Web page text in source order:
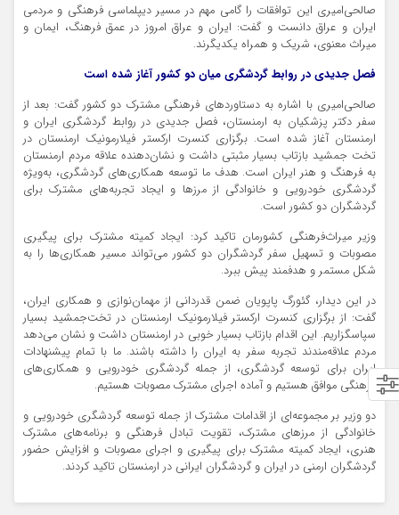
صالحی‌امیری این توافقات را گامی مهم در مسیر دیپلماسی فرهنگی و مردمی
ایران و عراق دانست و گفت: ایران و عراق امروز در عمق فرهنگ، ایمان و
میراث معنوی، شریک و همراه یکدیگرند.
فصل جدیدی در روابط گردشگری میان دو کشور آغاز شده است
صالحی‌امیری با اشاره به دستاوردهای فرهنگی مشترک دو کشور گفت: بعد از
سفر دکتر پزشکیان به ارمنستان، فصل جدیدی در روابط گردشگری ایران و
ارمنستان آغاز شده است. برگزاری کنسرت ارکستر فیلارمونیک ارمنستان در
تخت جمشید بازتاب بسیار مثبتی داشت و نشان‌دهنده علاقه مردم ارمنستان
به فرهنگ و هنر ایران است. هدف ما توسعه همکاری‌های گردشگری، به‌ویژه
گردشگری خودرویی و خانوادگی از مرزها و ایجاد تجربه‌های مشترک برای
گردشگران دو کشور است.
وزیر میراث‌فرهنگی کشورمان تاکید کرد: ایجاد کمیته مشترک برای پیگیری
مصوبات و تسهیل سفر گردشگران دو کشور می‌تواند مسیر همکاری‌ها را به
شکل مستمر و هدفمند پیش ببرد.
در این دیدار، گئورگ پاپویان ضمن قدردانی از مهمان‌نوازی و همکاری ایران،
گفت: از برگزاری کنسرت ارکستر فیلارمونیک ارمنستان در تخت‌جمشید بسیار
سپاسگزاریم. این اقدام بازتاب بسیار خوبی در ارمنستان داشت و نشان می‌دهد
مردم علاقه‌مندند تجربه سفر به ایران را داشته باشند. ما با تمام پیشنهادات
ایران برای توسعه گردشگری، از جمله گردشگری خودرویی و همکاری‌های
فرهنگی موافق هستیم و آماده اجرای مشترک مصوبات هستیم.
دو وزیر بر مجموعه‌ای از اقدامات مشترک از جمله توسعه گردشگری خودرویی و
خانوادگی از مرزهای مشترک، تقویت تبادل فرهنگی و برنامه‌های مشترک
هنری، ایجاد کمیته مشترک برای پیگیری و اجرای مصوبات و افزایش حضور
گردشگران ارمنی در ایران و گردشگران ایرانی در ارمنستان تاکید کردند.